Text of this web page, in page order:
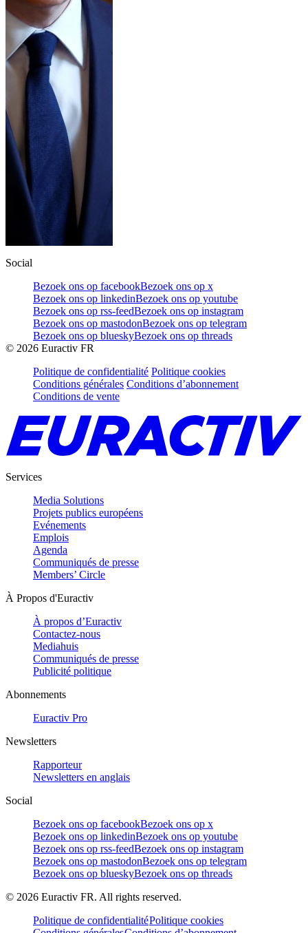
Social
Bezoek ons op facebookBezoek ons op x
Bezoek ons op linkedinBezoek ons op youtube
Bezoek ons op rss-feedBezoek ons op instagram
Bezoek ons op mastodonBezoek ons op telegram
Bezoek ons op blueskyBezoek ons op threads
© 2026 Euractiv FR
Politique de confidentialité Politique cookies
Conditions générales Conditions d’abonnement
Conditions de vente
Services
Media Solutions
Projets publics européens
Evénements
Emplois
Agenda
Communiqués de presse
Members’ Circle
À Propos d'Euractiv
À propos d’Euractiv
Contactez-nous
Mediahuis
Communiqués de presse
Publicité politique
Abonnements
Euractiv Pro
Newsletters
Rapporteur
Newsletters en anglais
Social
Bezoek ons op facebookBezoek ons op x
Bezoek ons op linkedinBezoek ons op youtube
Bezoek ons op rss-feedBezoek ons op instagram
Bezoek ons op mastodonBezoek ons op telegram
Bezoek ons op blueskyBezoek ons op threads
© 2026 Euractiv FR. All rights reserved.
Politique de confidentialitéPolitique cookies